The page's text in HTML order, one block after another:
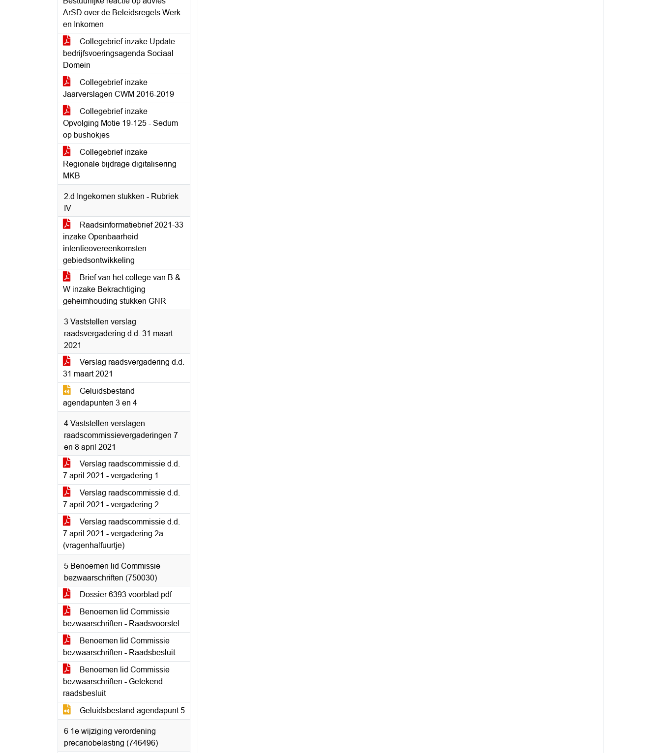
ArSD over de Beleidsregels Werk
en Inkomen
Collegebrief inzake Update
bedrijfsvoeringsagenda Sociaal
Domein
Collegebrief inzake
Jaarverslagen CWM 2016-2019
Collegebrief inzake
Opvolging Motie 19-125 - Sedum
op bushokjes
Collegebrief inzake
Regionale bijdrage digitalisering
MKB
2.d Ingekomen stukken - Rubriek
IV
Raadsinformatiebrief 2021-33
inzake Openbaarheid
intentieovereenkomsten
gebiedsontwikkeling
Brief van het college van B &
W inzake Bekrachtiging
geheimhouding stukken GNR
3 Vaststellen verslag
raadsvergadering d.d. 31 maart
2021
Verslag raadsvergadering d.d.
31 maart 2021
Geluidsbestand
agendapunten 3 en 4
4 Vaststellen verslagen
raadscommissievergaderingen 7
en 8 april 2021
Verslag raadscommissie d.d.
7 april 2021 - vergadering 1
Verslag raadscommissie d.d.
7 april 2021 - vergadering 2
Verslag raadscommissie d.d.
7 april 2021 - vergadering 2a
(vragenhalfuurtje)
5 Benoemen lid Commissie
bezwaarschriften (750030)
Dossier 6393 voorblad.pdf
Benoemen lid Commissie
bezwaarschriften - Raadsvoorstel
Benoemen lid Commissie
bezwaarschriften - Raadsbesluit
Benoemen lid Commissie
bezwaarschriften - Getekend
raadsbesluit
Geluidsbestand agendapunt 5
6 1e wijziging verordening
precariobelasting (746496)